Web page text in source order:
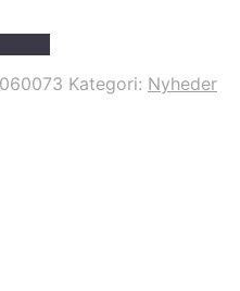
Kategori: Nyheder